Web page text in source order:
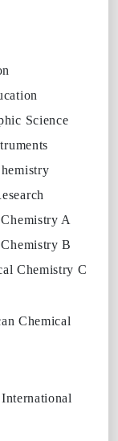
Science
A
B
Chemistry C
Chemical